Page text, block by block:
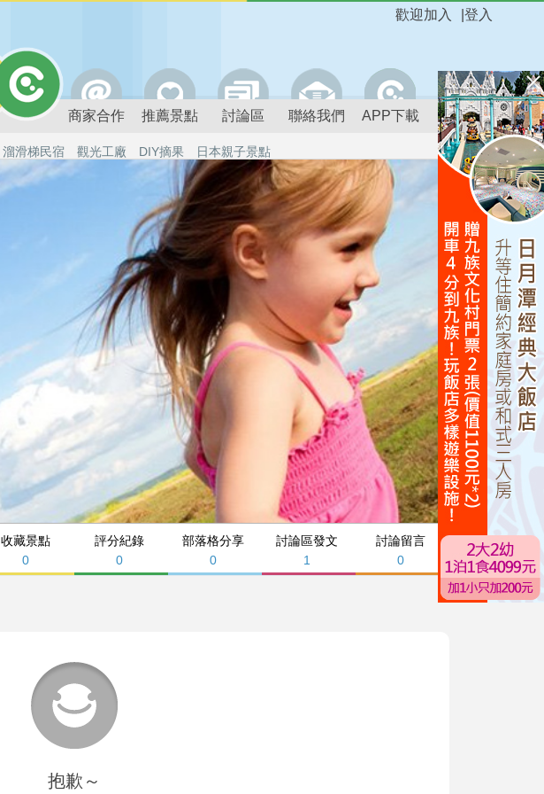
登入
歡迎加入
商家合作 推薦景點 討論區 聯絡我們 APP下載
溜滑梯民宿 觀光工廠 DIY摘果 日本親子景點
收藏景點
0
評分紀錄
0
部落格分享
0
討論區發文
1
討論留言
0
抱歉～